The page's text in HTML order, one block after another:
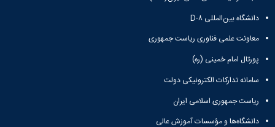
اجتماعی
حمایت
و
پشتیبانی
فرهنگی
اجتماعی
نمودار
نام
انجمن
های
افتخارات
کسب
شده
تشکلهای
اسلامی
سینا
جشنواره
فرهنگی
و
"
کرونا
برای
اخبار
تشکل
های
اخبار
کانون
های
فرهنگی
و
دانشگاه بین‌المللی D-۸
معاونت علمی فناوری ریاست جمهوری
پورتال امام خمینی (ره)
سامانه تدارکات الکترونیکی دولت
ریاست جمهوری اسلامی ایران
دانشگاه‌ها و مؤسسات آموزش عالی